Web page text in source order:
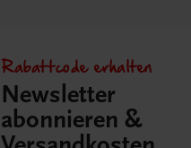
Rabattcode erhalten
Newsletter
abonnieren &